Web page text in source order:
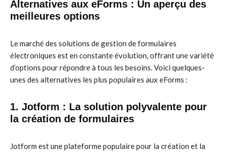
Alternatives aux eForms : Un aperçu des
meilleures options
Le marché des solutions de gestion de formulaires
électroniques est en constante évolution, offrant une variété
d’options pour répondre à tous les besoins. Voici quelques-
unes des alternatives les plus populaires aux eForms :
1. Jotform : La solution polyvalente pour
la création de formulaires
Jotform est une plateforme populaire pour la création et la